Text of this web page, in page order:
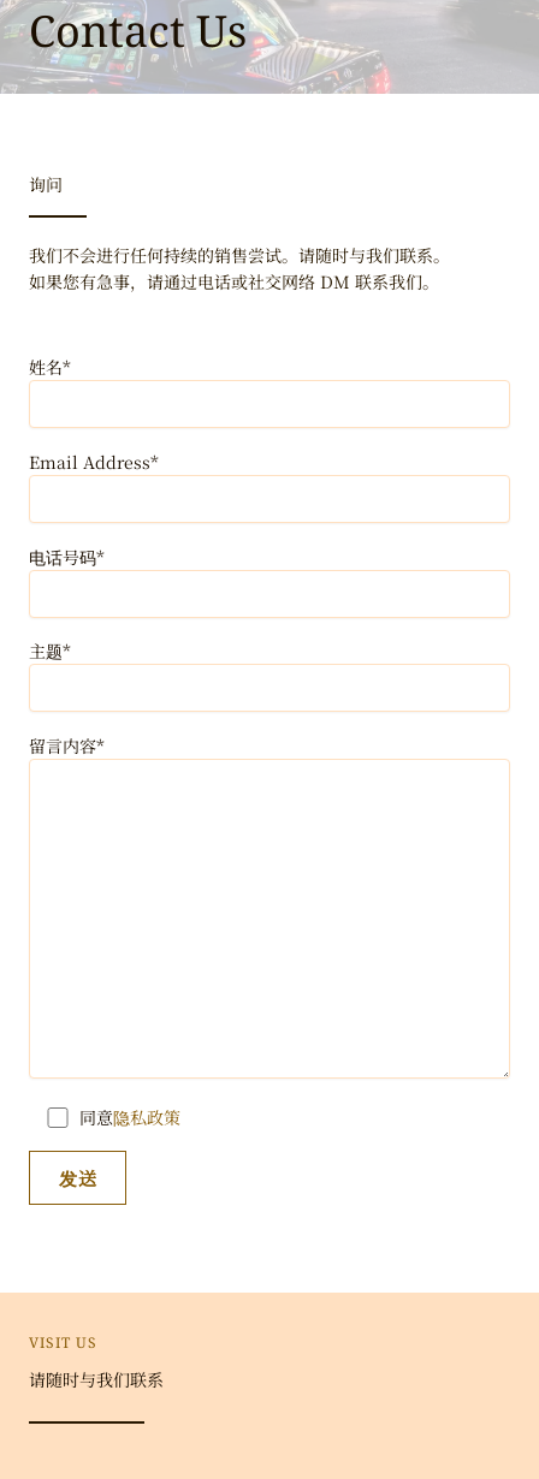
Contact Us
询问
我们不会进行任何持续的销售尝试。请随时与我们联系。
如果您有急事，请通过电话或社交网络 DM 联系我们。
姓名*
Email Address*
电话号码*
主题*
留言内容*
同意隐私政策
VISIT US
请随时与我们联系